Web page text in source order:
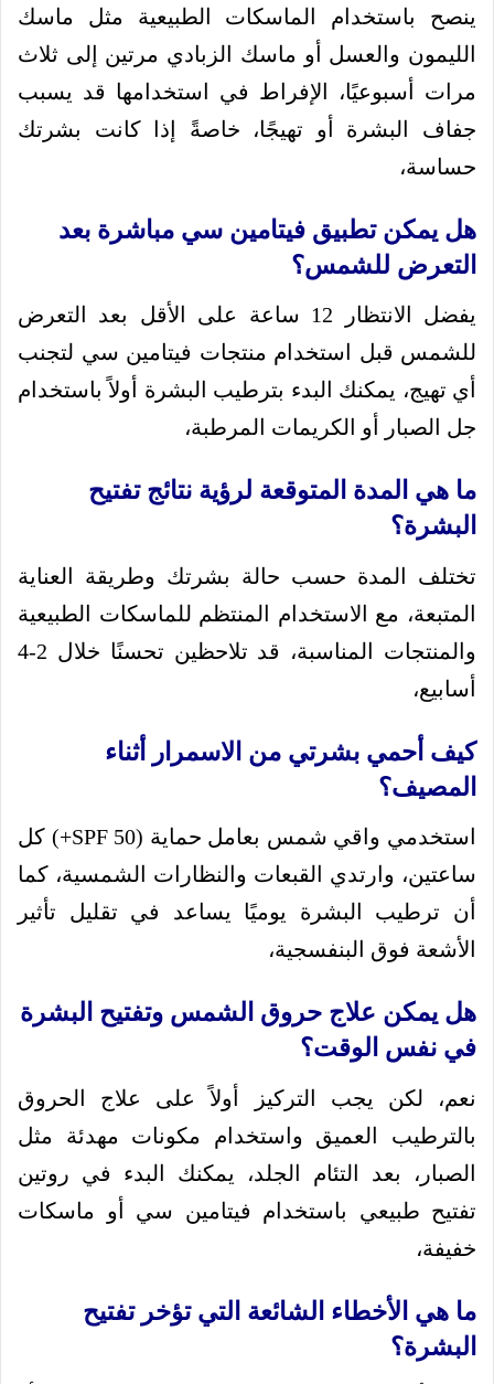
ينصح باستخدام الماسكات الطبيعية مثل ماسك
الليمون والعسل أو ماسك الزبادي مرتين إلى ثلاث
مرات أسبوعيًا، الإفراط في استخدامها قد يسبب
جفاف البشرة أو تهيجًا، خاصةً إذا كانت بشرتك
حساسة،
هل يمكن تطبيق فيتامين سي مباشرة بعد
التعرض للشمس؟
يفضل الانتظار 12 ساعة على الأقل بعد التعرض
للشمس قبل استخدام منتجات فيتامين سي لتجنب
أي تهيج، يمكنك البدء بترطيب البشرة أولاً باستخدام
جل الصبار أو الكريمات المرطبة،
ما هي المدة المتوقعة لرؤية نتائج تفتيح
البشرة؟
تختلف المدة حسب حالة بشرتك وطريقة العناية
المتبعة، مع الاستخدام المنتظم للماسكات الطبيعية
والمنتجات المناسبة، قد تلاحظين تحسنًا خلال 2-4
أسابيع،
كيف أحمي بشرتي من الاسمرار أثناء
المصيف؟
استخدمي واقي شمس بعامل حماية (SPF 50+) كل
ساعتين، وارتدي القبعات والنظارات الشمسية، كما
أن ترطيب البشرة يوميًا يساعد في تقليل تأثير
الأشعة فوق البنفسجية،
هل يمكن علاج حروق الشمس وتفتيح البشرة
في نفس الوقت؟
نعم، لكن يجب التركيز أولاً على علاج الحروق
بالترطيب العميق واستخدام مكونات مهدئة مثل
الصبار، بعد التئام الجلد، يمكنك البدء في روتين
تفتيح طبيعي باستخدام فيتامين سي أو ماسكات
خفيفة،
ما هي الأخطاء الشائعة التي تؤخر تفتيح
البشرة؟